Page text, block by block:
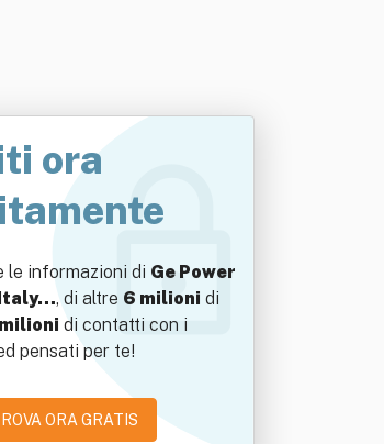
ora
le informazioni di Ge Power
Italy…, di altre 6 milioni di
di contatti con i
pensati per te!
ORA GRATIS